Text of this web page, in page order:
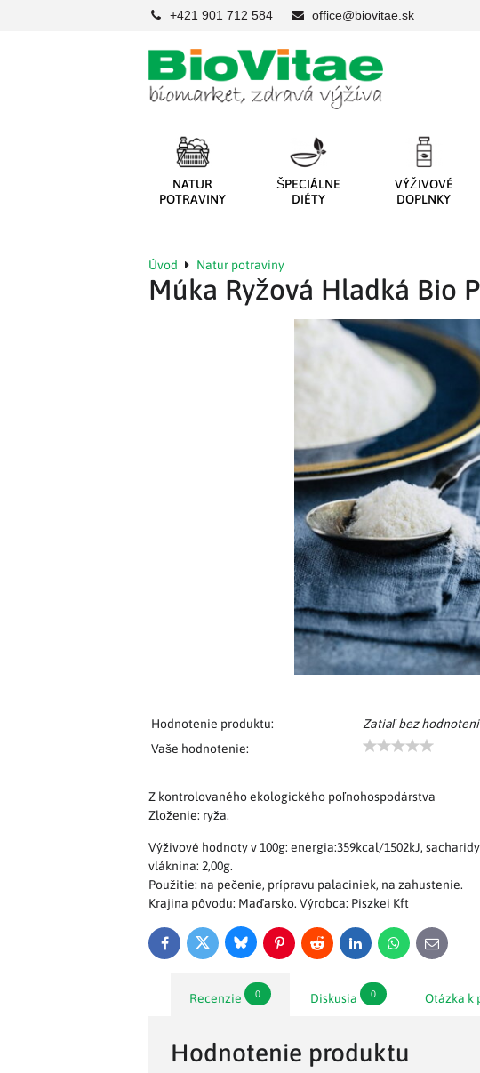
+421 901 712 584 office@biovitae.sk
NATUR
POTRAVINY
ŠPECIÁLNE
DIÉTY
VÝŽIVOVÉ
DOPLNKY
Úvod Natur potraviny
Múka Ryžová Hladká Bio
Hodnotenie produktu:
Zatiaľ bez
Vaše hodnotenie:
Z kontrolovaného ekologického poľnohospodárstva
Zloženie: ryža.
Výživové hodnoty v 100g: energia:359kcal/1502kJ,
vláknina: 2,00g.
Použitie: na pečenie, prípravu palaciniek, na zahustenie.
Krajina pôvodu: Maďarsko. Výrobca: Piszkei Kft
FacebookTwitterBlueskyPinterestRedditLinkedInWhatsApp
E-
mail
Recenzie 0 Diskusia 0 Otázka k
Hodnotenie produktu